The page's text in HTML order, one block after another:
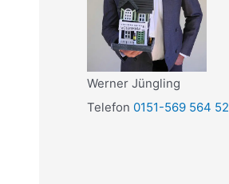
Werner Jüngling
Telefon 0151-569 564 52